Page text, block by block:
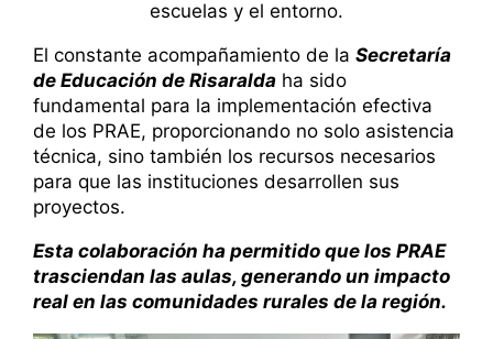
escuelas y el entorno.
El constante acompañamiento de laSecretaría
de Educación de Risaralda ha sido
fundamental para la implementación efectiva
de los PRAE, proporcionando no solo asistencia
técnica, sino también los recursos necesarios
para que las instituciones desarrollen sus
proyectos.
Esta colaboración ha permitido que los PRAE
trasciendan las aulas, generando un impacto
real en las comunidades rurales de la región.